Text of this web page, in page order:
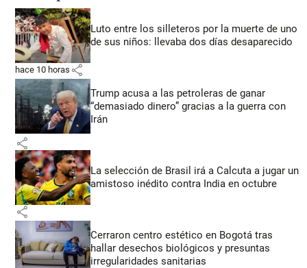
Luto entre los silleteros por la muerte de uno
de sus niños: llevaba dos días desaparecido
hace 10 horas share
Trump acusa a las petroleras de ganar
“demasiado dinero” gracias a la guerra con
Irán
share
La selección de Brasil irá a Calcuta a jugar un
amistoso inédito contra India en octubre
share
Cerraron centro estético en Bogotá tras
hallar desechos biológicos y presuntas
irregularidades sanitarias